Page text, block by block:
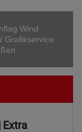
Wind
Grafikservice
Extra